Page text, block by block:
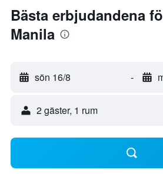
Bästa erbjudandena
Manila
sön 16/8 -
2 gäster, 1 rum